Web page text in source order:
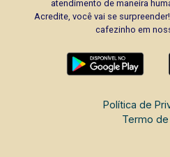
atendimento de maneira
Acredite, você vai se
cafezinho em
Política de
Termo